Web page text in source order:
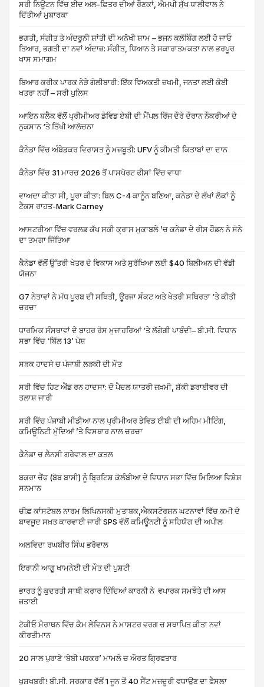
ਸਰੀ ਨਿਊਟਨ ਵਿੱਚ ਈਦ ਅਲ-ਫ਼ਿਤਰ ਦੀਆਂ ਰੌਣਕਾਂ, ਐਮਪੀ ਸੁੱਖ ਧਾਲੀਵਾਲ ਨੇ
ਦਿੱਤੀਆਂ ਮੁਬਾਰਕਾ
ਭਗਤੀ, ਸੰਗੀਤ ਤੇ ਅੰਦਰੂਨੀ ਸ਼ਾਂਤੀ ਦੀ ਅਨੋਖੀ ਸ਼ਾਮ – ਭਜਨ ਕਲੱਬਿੰਗ ਲਈ ਹੋ ਜਾਓ
ਤਿਆਰ, ਭਗਤੀ ਦਾ ਨਵਾਂ ਅੰਦਾਜ਼: ਸੰਗੀਤ, ਧਿਆਨ ਤੇ ਸਕਾਰਾਤਮਕਤਾ ਨਾਲ ਭਰਪੂਰ
ਖਾਸ ਸਮਾਗਮ
ਬਿਆਰ ਕਰੀਕ ਪਾਰਕ ਨੇੜੇ ਗੋਲੀਬਾਰੀ: ਇੱਕ ਵਿਅਕਤੀ ਜ਼ਖਮੀ, ਜਨਤਾ ਲਈ ਕੋਈ
ਖਤਰਾ ਨਹੀਂ – ਸਰੀ ਪੁਲਿਸ
ਆਇਨ ਬਲੈਕ ਵੱਲੋਂ ਪ੍ਰੀਮੀਅਰ ਡੇਵਿਡ ਏਬੀ ਦੀ ਮੈਂਪਲ ਰਿੱਜ ਦੌਰੇ ਦੌਰਾਨ ਨੌਕਰੀਆਂ ਦੇ
ਨੁਕਸਾਨ ‘ਤੇ ਤਿੱਖੀ ਆਲੋਚਨਾ
ਕੈਨੇਡਾ ਵਿੱਚ ਅੰਬੇਡਕਰ ਵਿਰਾਸਤ ਨੂੰ ਮਜ਼ਬੂਤੀ: UFV ਨੂੰ ਕੀਮਤੀ ਕਿਤਾਬਾਂ ਦਾ ਦਾਨ
ਕੈਨੇਡਾ ਵਿੱਚ 31 ਮਾਰਚ 2026 ਤੋਂ ਪਾਸਪੋਰਟ ਫੀਸਾਂ ਵਿੱਚ ਵਾਧਾ
ਵਾਅਦਾ ਕੀਤਾ ਸੀ, ਪੂਰਾ ਕੀਤਾ: ਬਿਲ C-4 ਕਾਨੂੰਨ ਬਣਿਆ, ਕਨੇਡਾ ਦੇ ਲੱਖਾਂ ਲੋਕਾਂ ਨੂੰ
ਟੈਕਸ ਰਾਹਤ-Mark Carney
ਆਸਟਰੀਆ ਵਿੱਚ ਵਰਲਡ ਕੱਪ ਸਕੀ ਕ੍ਰਾਸ ਮੁਕਾਬਲੇ ’ਚ ਕਨੇਡਾ ਦੇ ਰੀਸ ਹੌਡਨ ਨੇ ਸੋਨੇ
ਦਾ ਤਮਗਾ ਜਿੱਤਿਆ
ਕੈਨੇਡਾ ਵੱਲੋਂ ਉੱਤਰੀ ਖੇਤਰ ਦੇ ਵਿਕਾਸ ਅਤੇ ਸੁਰੱਖਿਆ ਲਈ $40 ਬਿਲੀਅਨ ਦੀ ਵੱਡੀ
ਯੋਜਨਾ
G7 ਨੇਤਾਵਾਂ ਨੇ ਮੱਧ ਪੂਰਬ ਦੀ ਸਥਿਤੀ, ਊਰਜਾ ਸੰਕਟ ਅਤੇ ਖੇਤਰੀ ਸਥਿਰਤਾ ‘ਤੇ ਕੀਤੀ
ਚਰਚਾ
ਧਾਰਮਿਕ ਸੰਸਥਾਵਾਂ ਦੇ ਬਾਹਰ ਰੋਸ ਮੁਜ਼ਾਹਰਿਆਂ ‘ਤੇ ਲੱਗੇਗੀ ਪਾਬੰਦੀ– ਬੀ.ਸੀ. ਵਿਧਾਨ
ਸਭਾ ਵਿੱਚ ‘ਬਿੱਲ 13’ ਪੇਸ਼
ਸੜਕ ਹਾਦਸੇ ਚ ਪੰਜਾਬੀ ਲੜਕੀ ਦੀ ਮੌਤ
ਸਰੀ ਵਿੱਚ ਹਿਟ ਐਂਡ ਰਨ ਹਾਦਸਾ: ਦੋ ਪੈਦਲ ਯਾਤਰੀ ਜ਼ਖ਼ਮੀ, ਸ਼ੱਕੀ ਡਰਾਈਵਰ ਦੀ
ਤਲਾਸ਼ ਜਾਰੀ
ਸਰੀ ਵਿੱਚ ਪੰਜਾਬੀ ਮੀਡੀਆ ਨਾਲ ਪ੍ਰੀਮੀਅਰ ਡੇਵਿਡ ਈਬੀ ਦੀ ਅਹਿਮ ਮੀਟਿੰਗ,
ਕਮਿਊਨਿਟੀ ਮੁੱਦਿਆਂ ’ਤੇ ਵਿਸਥਾਰ ਨਾਲ ਚਰਚਾ
ਕੈਨੇਡਾ ਚ ਲੈਨਸੀ ਗਰੇਵਾਲ ਦਾ ਕਤਲ
ਬਕਰਾ ਚੈਂਫ (ਬੋਬ ਬਾਸੀ) ਨੂੰ ਬ੍ਰਿਟਿਸ਼ ਕੋਲੰਬੀਆ ਦੇ ਵਿਧਾਨ ਸਭਾ ਵਿੱਚ ਮਿਲਿਆ ਵਿਸ਼ੇਸ਼
ਸਨਮਾਨ
ਚੀਫ਼ ਕਾਂਸਟੇਬਲ ਨਾਰਮ ਲਿਪਿਨਸਕੀ ਮੁਤਾਬਕ,ਐਕਸਟੋਰਸ਼ਨ ਘਟਨਾਵਾਂ ਵਿੱਚ ਕਮੀ ਦੇ
ਬਾਵਜੂਦ ਸਖ਼ਤ ਕਾਰਵਾਈ ਜਾਰੀ SPS ਵੱਲੋਂ ਕਮਿਊਨਟੀ ਨੂੰ ਸਹਿਯੋਗ ਦੀ ਅਪੀਲ
ਅਲਵਿਦਾ ਰਘਬੀਰ ਸਿੰਘ ਭਰੋਵਾਲ
ਇਰਾਨੀ ਆਗੂ ਖਾਮਨੇਈ ਦੀ ਮੌਤ ਦੀ ਪੁਸ਼ਟੀ
ਭਾਰਤ ਨੂੰ ਕੁਦਰਤੀ ਸਾਥੀ ਕਰਾਰ ਦਿੰਦਿਆਂ ਕਾਰਨੀ ਨੇ ਵਪਾਰਕ ਸਮਝੌਤੇ ਦੀ ਆਸ
ਜਤਾਈ
ਟੋਕੀਓ ਮੈਰਾਥਨ ਵਿੱਚ ਕੈਮ ਲੇਵਿਨਸ ਨੇ ਮਾਸਟਰ ਵਰਗ ਚ ਸਥਾਪਿਤ ਕੀਤਾ ਨਵਾਂ
ਕੀਰਤੀਮਾਨ
20 ਸਾਲ ਪੁਰਾਣੇ ‘ਬੇਬੀ ਪਰਕਰ’ ਮਾਮਲੇ ਚ ਔਰਤ ਗ੍ਰਿਫਤਾਰ
ਖੁਸ਼ਖਬਰੀ! ਬੀ.ਸੀ. ਸਰਕਾਰ ਵੱਲੋਂ 1 ਜੂਨ ਤੋਂ 40 ਸੈਂਟ ਮਜ਼ਦੂਰੀ ਵਧਾਉਣ ਦਾ ਫੈਸਲਾ